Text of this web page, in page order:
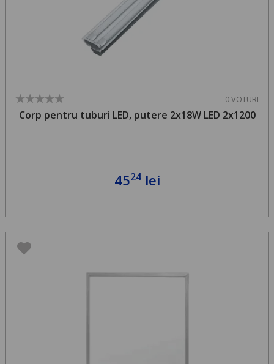
0 VOTURI
Corp pentru tuburi LED, putere 2x18W LED 2x1200
4524lei